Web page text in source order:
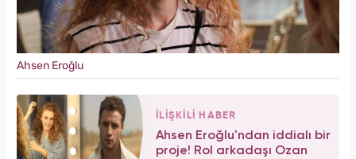
Ahsen Eroğlu
İLİŞKİLİ HABER
Ahsen Eroğlu'ndan iddialı bir
proje! Rol arkadaşı Ozan